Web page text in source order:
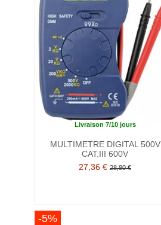
Livraison 7/10 jours
MULTIMETRE DIGITAL 500V
CAT.III 600V
27,36 € 28,80 €
-5%